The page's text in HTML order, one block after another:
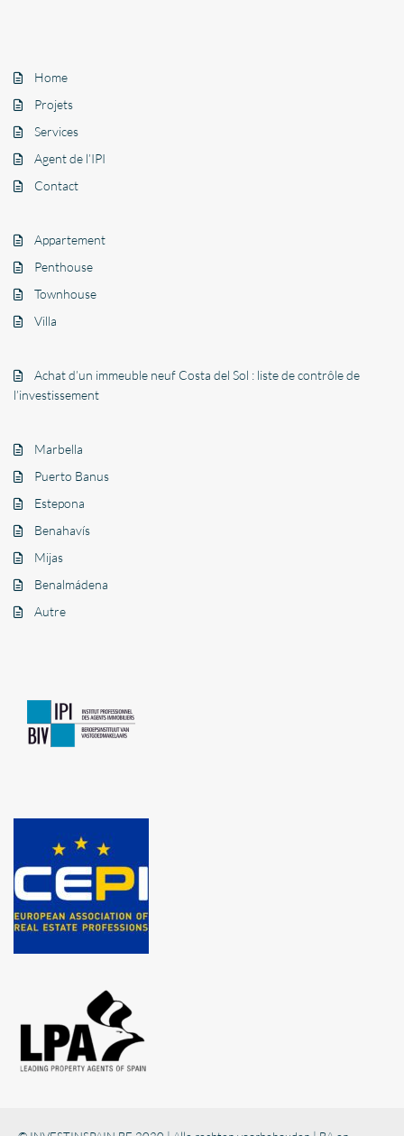
Home
Projets
Services
Agent de l’IPI
Contact
Appartement
Penthouse
Townhouse
Villa
Achat d’un immeuble neuf Costa del Sol : liste de contrôle de
l’investissement
Marbella
Puerto Banus
Estepona
Benahavís
Mijas
Benalmádena
Autre